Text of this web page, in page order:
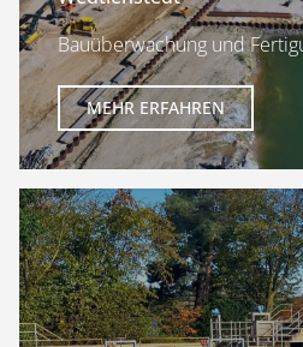
Bauüberwachung und
MEHR ERFAHREN